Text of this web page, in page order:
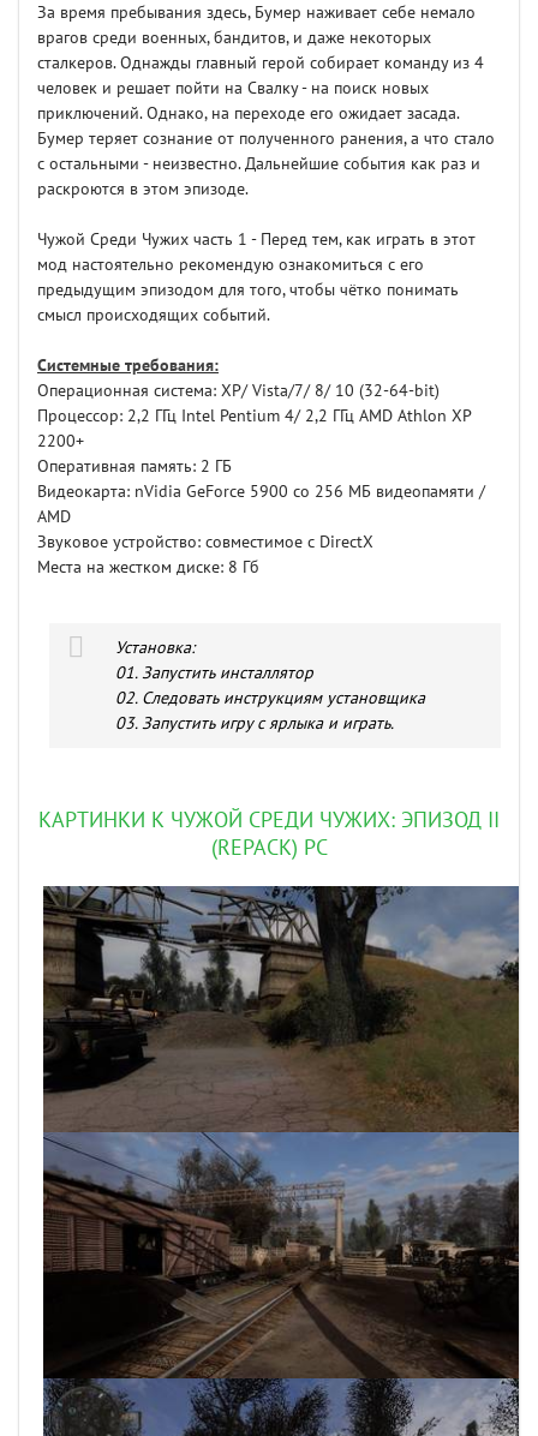
За время пребывания здесь, Бумер наживает себе немало
врагов среди военных, бандитов, и даже некоторых
сталкеров. Однажды главный герой собирает команду из 4
человек и решает пойти на Свалку - на поиск новых
приключений. Однако, на переходе его ожидает засада.
Бумер теряет сознание от полученного ранения, а что стало
с остальными - неизвестно. Дальнейшие события как раз и
раскроются в этом эпизоде.
Чужой Среди Чужих часть 1 - Перед тем, как играть в этот
мод настоятельно рекомендую ознакомиться с его
предыдущим эпизодом для того, чтобы чётко понимать
смысл происходящих событий.
Системные требования:
Операционная система: XP/ Vista/7/ 8/ 10 (32-64-bit)
Процессор: 2,2 ГГц Intel Pentium 4/ 2,2 ГГц AMD Athlon XP
2200+
Оперативная память: 2 ГБ
Видеокарта: nVidia GeForce 5900 со 256 МБ видеопамяти /
AMD
Звуковое устройство: совместимое с DirectX
Места на жестком диске: 8 Гб
Установка:
01. Запустить инсталлятор
02. Следовать инструкциям установщика
03. Запустить игру с ярлыка и играть.
КАРТИНКИ К ЧУЖОЙ СРЕДИ ЧУЖИХ: ЭПИЗОД II
(REPACK) PC